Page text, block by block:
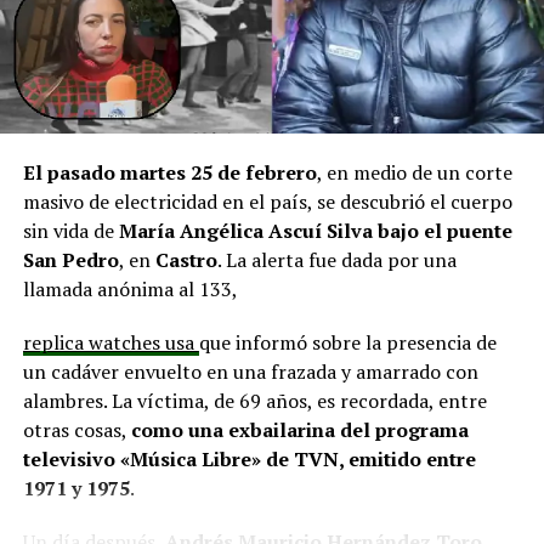
y el cierre perimetral del Club Deportivo Aucar, obras
fundamentales para el desarrollo comunitario.
El alcalde de Quemchi, Javier Ugarte, expresó una
situación similar, señalando que en su comuna tienen
proyectos elegibles tanto en PMU como en PMB, pero
que hasta la fecha no han recibido respuesta clara sobre
si se entregarán los recursos.“Preocupa esta situación,
estos son proyectos que vienen trabajándose desde
hace tiempo y que hoy están en riesgo por la falta de
En la comuna deCuraco de Vélez, la alcaldesa Javiera
Yáñezindicó que históricamente la Subdere ha apoyado
a los municipios en diversos proyectos y que confía en
que durante el año se asignen nuevos recursos, aunque
reconoció una disminución evidente en comparación
El pasado martes 25 de febrero, en medio de un corte
masivo de electricidad en el país, se descubrió el cuerpo
sin vida deMaría Angélica Ascuí Silvabajo el puente
San Pedro, en Castro. La alerta fue dada por una
llamada anónima al 133,
replica watches usa que informó sobre la presencia de
un cadáver envuelto en una frazada y amarrado con
alambres. La víctima, de 69 años, es recordada, entre
otras cosas, como una exbailarina del programa
televisivo «Música Libre» de TVN, emitido entre
1971 y 1975.